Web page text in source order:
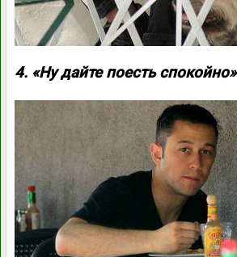
4. «Ну дайте поесть спокойно»